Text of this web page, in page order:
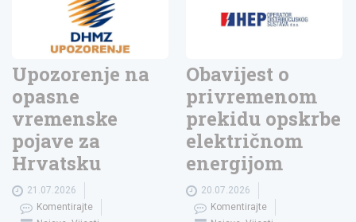
Upozorenje na
opasne
vremenske
pojave za
Hrvatsku
21.07.2026
Komentirajte
Obavijest o
privremenom
prekidu opskrbe
električnom
energijom
20.07.2026
Komentirajte